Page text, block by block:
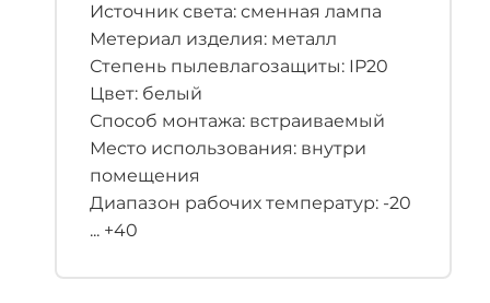
Источник света: сменная лампа
Метериал изделия: металл
Степень пылевлагозащиты: IP20
Цвет: белый
Способ монтажа: встраиваемый
Место использования: внутри
помещения
Диапазон рабочих температур: -20
... +40